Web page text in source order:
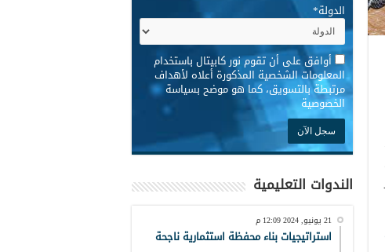
الدولة*
* أوافق على أن تقوم نور كابيتال باستخدام
المعلومات الشخصية المذكورة أعلاه لأهداف
مرتبطة بالتسويق، كما هو موضح بسياسة
الخصوصية
الندوات التعليمية
21 يونيو, 2024 12:09 م
استراتيجيات بناء محفظة استثمارية ناجحة